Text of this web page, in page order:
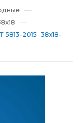
—
—
5813-2015 38х18-